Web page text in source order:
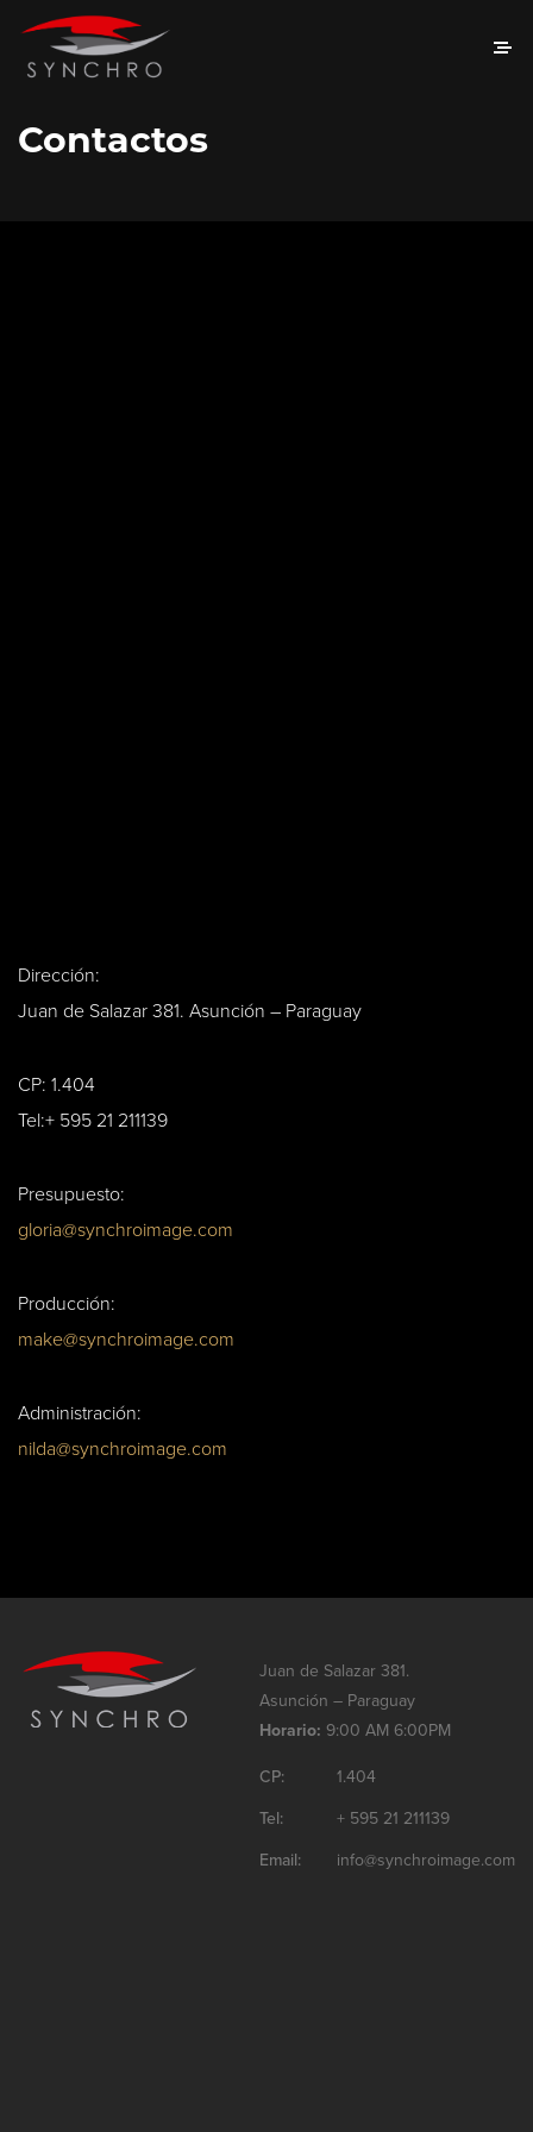
Contactos
Dirección:
Juan de Salazar 381. Asunción – Paraguay
CP: 1.404
Tel:+ 595 21 211139
Presupuesto:
gloria@synchroimage.com
Producción:
make@synchroimage.com
Administración:
nilda@synchroimage.com
Juan de Salazar 381.
Asunción – Paraguay
Horario: 9:00 AM 6:00PM
CP: 1.404
Tel: + 595 21 211139
Email: info@synchroimage.com